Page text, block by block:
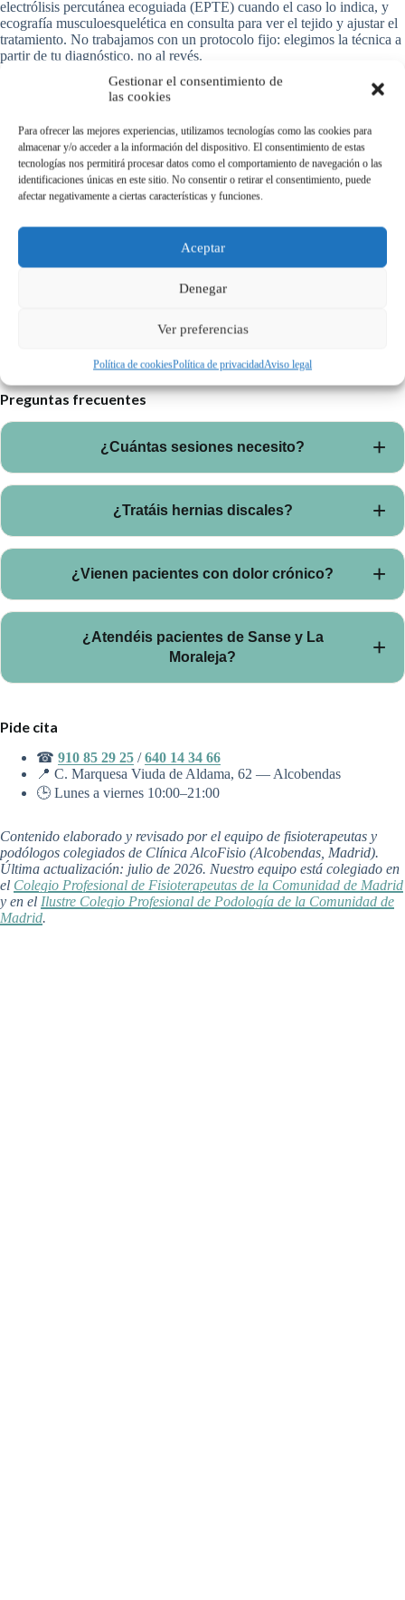
Gestionar el consentimiento de
las cookies
Para ofrecer las mejores experiencias, utilizamos tecnologías como las cookies para
almacenar y/o acceder a la información del dispositivo. El consentimiento de estas
tecnologías nos permitirá procesar datos como el comportamiento de navegación o las
identificaciones únicas en este sitio. No consentir o retirar el consentimiento, puede
afectar negativamente a ciertas características y funciones.
Aceptar
Denegar
Ver preferencias
Política de cookiesPolítica de privacidadAviso legal
electrólisis percutánea ecoguiada (EPTE) cuando el caso lo indica, y
ecografía musculoesquelética en consulta para ver el tejido y ajustar el
tratamiento. No trabajamos con un protocolo fijo: elegimos la técnica a
partir de tu diagnóstico, no al revés.
Dónde tratamos el dolor de espalda en la zona
Atendemos en nuestra clínica de Alcobendas, en la C. Marquesa Viuda
de Aldama 62, a pacientes de Alcobendas, San Sebastián de los Reyes,
La Moraleja y El Encinar. Si quieres entender mejor tu caso antes de
venir, tienes disponible nuestraguía completa sobre el dolor de
espalda, con los tipos más frecuentes, las señales de alarma y qué
esperar de la primera sesión.
Señales para consultar antes con tu médico
hay señales que conviene que valore un médico: dolor tras un
problemas para controlar esfínteres, fiebre o pérdida de peso sin causa,
orientamos para la valoración médica adecuada.
Preguntas frecuentes
¿Cuántas sesiones necesito?
con número estimado de sesiones.
¿Tratáis hernias discales?
ejercicio y técnicas avanzadas para reducir síntomas y
mejorar la función.
¿Vienen pacientes con dolor crónico?
neuromodulación cuando está indicada.
¿Atendéis pacientes de Sanse y La
Moraleja?
Encinar y Madrid Norte.
Pide cita
☎ 910 85 29 25 /640 14 34 66
📍 C. Marquesa Viuda de Aldama, 62 — Alcobendas
🕒 Lunes a viernes 10:00–21:00
Contenido elaborado y revisado por el equipo de fisioterapeutas y
podólogos colegiados de Clínica AlcoFisio (Alcobendas, Madrid).
Última actualización: julio de 2026. Nuestro equipo está colegiado en
el Colegio Profesional de Fisioterapeutas de la Comunidad de Madrid
y en el Ilustre Colegio Profesional de Podología de la Comunidad de
Madrid.